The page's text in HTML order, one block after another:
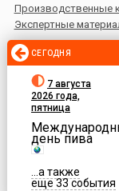
Производственные
Экспертные
СЕГОДНЯ
7 августа
2026 года,
пятница
день пива
...а также
еще 33 события